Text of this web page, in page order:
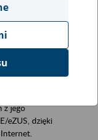
z jego
eZUS, dzięki